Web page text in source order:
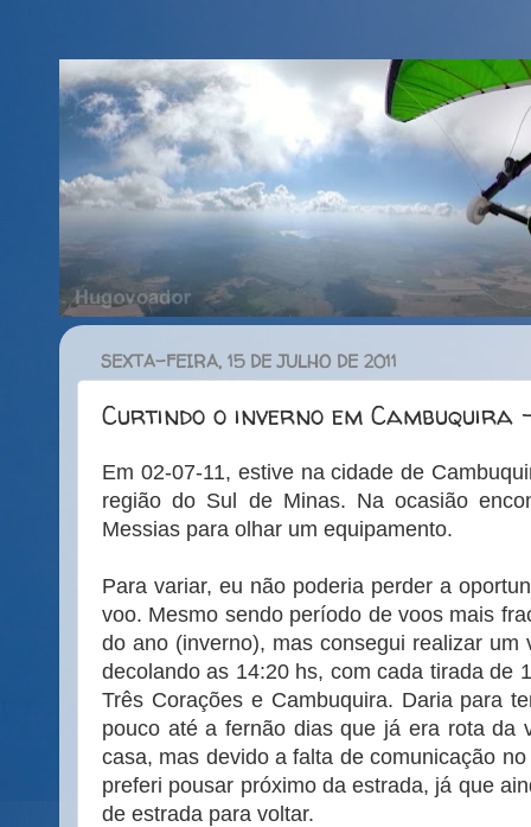
SEXTA-FEIRA, 15 DE JULHO DE 2011
Curtindo o inverno em
Em 02-07-11, estive na cidade de
região do Sul de Minas. Na ocasião
Messias para olhar um equipamento.
Para variar, eu não poderia perder a
voo. Mesmo sendo período de voos mais
do ano (inverno), mas consegui realizar um
decolando as 14:20 hs, com cada tirada de
Três Corações e Cambuquira. Daria para
pouco até a fernão dias que já era rota da
casa, mas devido a falta de comunicação
preferi pousar próximo da estrada, já que
de estrada para voltar.